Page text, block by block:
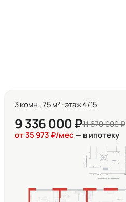
3 комн., 75 м² · этаж 4/15
9 336 000 ₽11 670 000 ₽
от 35 973 ₽/мес — в ипотеку